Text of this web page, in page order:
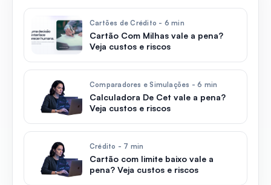
Cartões de Crédito - 6 min
Cartão Com Milhas vale a pena?
Veja custos e riscos
Comparadores e Simulações - 6 min
Calculadora De Cet vale a pena?
Veja custos e riscos
Crédito - 7 min
Cartão com limite baixo vale a
pena? Veja custos e riscos